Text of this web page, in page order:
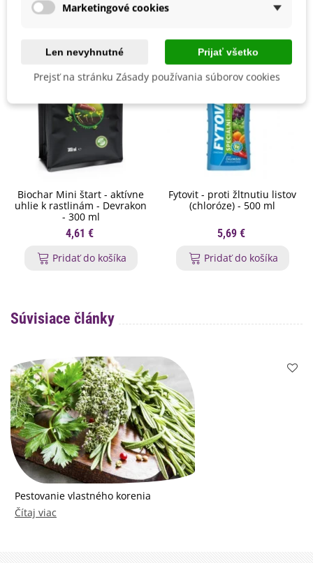
Biochar Mini štart - aktívne
uhlie k rastlinám - Devrakon
- 300 ml
4,61 €
Pridať do košíka
Fytovit - proti žltnutiu listov
(chloróze) - 500 ml
5,69 €
Pridať do košíka
Súvisiace články
Pestovanie vlastného korenia
Čítaj viac
Marketingové cookies
Len nevyhnutné Prijať všetko
Prejsť na stránku Zásady používania súborov cookies